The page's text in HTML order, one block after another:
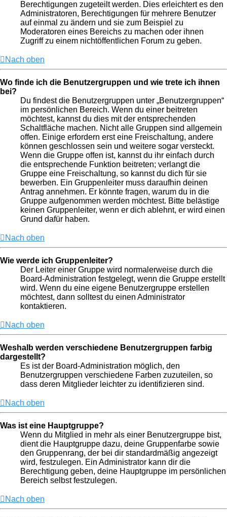
Berechtigungen zugeteilt werden. Dies erleichtert es den
Administratoren, Berechtigungen für mehrere Benutzer
auf einmal zu ändern und sie zum Beispiel zu
Moderatoren eines Bereichs zu machen oder ihnen
Zugriff zu einem nichtöffentlichen Forum zu geben.
Nach oben
Wo finde ich die Benutzergruppen und wie trete ich ihnen
bei?
Du findest die Benutzergruppen unter „Benutzergruppen“
im persönlichen Bereich. Wenn du einer beitreten
möchtest, kannst du dies mit der entsprechenden
Schaltfläche machen. Nicht alle Gruppen sind allgemein
offen. Einige erfordern erst eine Freischaltung, andere
können geschlossen sein und weitere sogar versteckt.
Wenn die Gruppe offen ist, kannst du ihr einfach durch
die entsprechende Funktion beitreten; verlangt die
Gruppe eine Freischaltung, so kannst du dich für sie
bewerben. Ein Gruppenleiter muss daraufhin deinen
Antrag annehmen. Er könnte fragen, warum du in die
Gruppe aufgenommen werden möchtest. Bitte belästige
keinen Gruppenleiter, wenn er dich ablehnt, er wird einen
Grund dafür haben.
Nach oben
Wie werde ich Gruppenleiter?
Der Leiter einer Gruppe wird normalerweise durch die
Board-Administration festgelegt, wenn die Gruppe erstellt
wird. Wenn du eine eigene Benutzergruppe erstellen
möchtest, dann solltest du einen Administrator
kontaktieren.
Nach oben
Weshalb werden verschiedene Benutzergruppen farbig
dargestellt?
Es ist der Board-Administration möglich, den
Benutzergruppen verschiedene Farben zuzuteilen, so
dass deren Mitglieder leichter zu identifizieren sind.
Nach oben
Was ist eine Hauptgruppe?
Wenn du Mitglied in mehr als einer Benutzergruppe bist,
dient die Hauptgruppe dazu, deine Gruppenfarbe sowie
den Gruppenrang, der bei dir standardmäßig angezeigt
wird, festzulegen. Ein Administrator kann dir die
Berechtigung geben, deine Hauptgruppe im persönlichen
Bereich selbst festzulegen.
Nach oben